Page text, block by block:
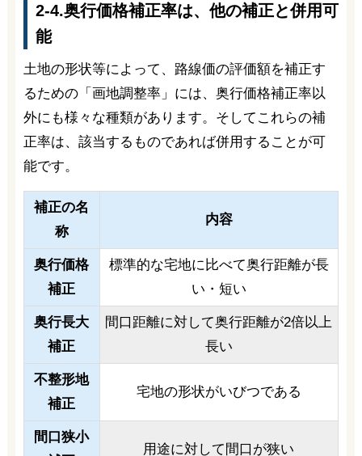
2-4.奥行価格補正率は、他の補正と併用可
能
土地の形状等によって、路線価の評価額を補正す
るための「画地調整率」には、奥行価格補正率以
外にも様々な種類があります。そしてこれらの補
正率は、該当するものであれば併用することが可
能です。
補正の名
称
内容
奥行価格
補正
標準的な宅地に比べて奥行距離が長
い・短い
奥行長大
補正
間口距離に対して奥行距離が2倍以上
長い
不整形地
補正
宅地の形状がいびつである
間口狭小
用途に対して間口が狭い